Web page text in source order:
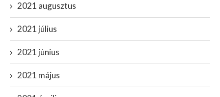
2021 augusztus
2021 július
2021 június
2021 május